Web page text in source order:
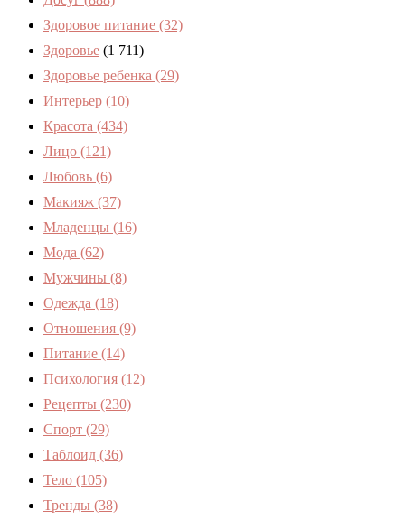
Здоровое питание (32)
Здоровье (1 711)
Здоровье ребенка (29)
Интерьер (10)
Красота (434)
Лицо (121)
Любовь (6)
Макияж (37)
Младенцы (16)
Мода (62)
Мужчины (8)
Одежда (18)
Отношения (9)
Питание (14)
Психология (12)
Рецепты (230)
Спорт (29)
Таблоид (36)
Тело (105)
Тренды (38)